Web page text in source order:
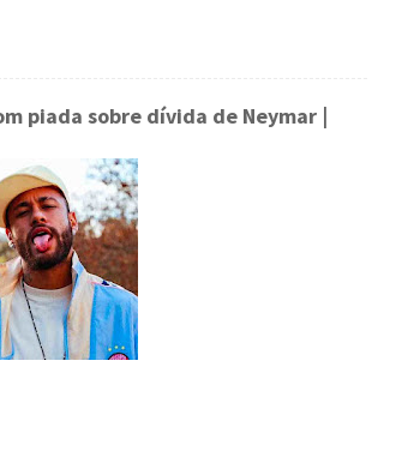
piada sobre dívida de Neymar |